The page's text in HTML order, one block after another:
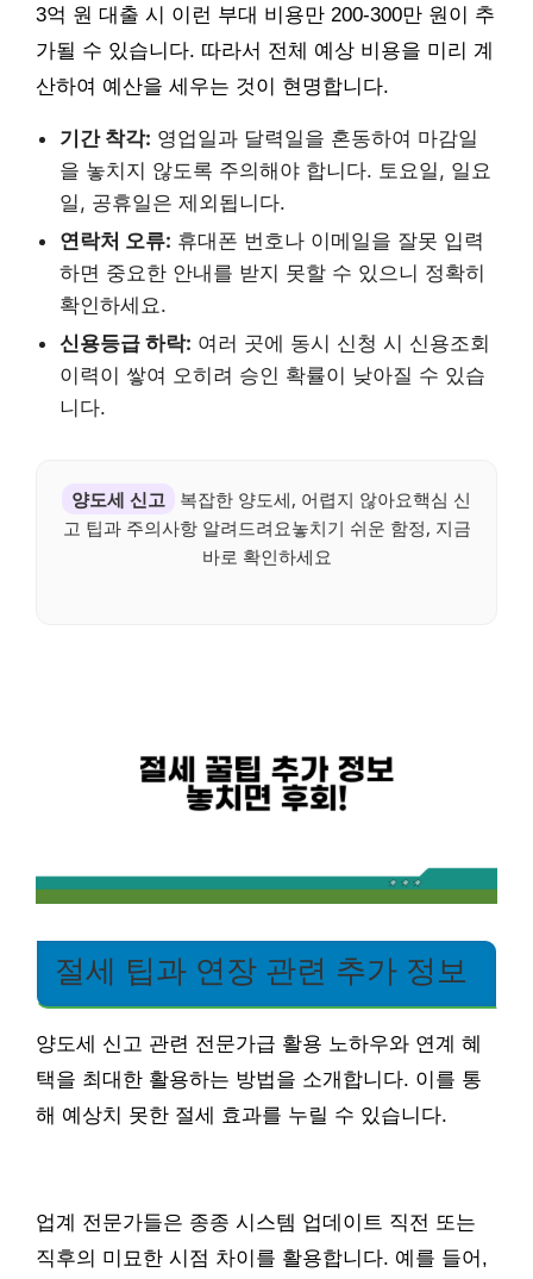
3억 원 대출 시 이런 부대 비용만 200-300만 원이 추
가될 수 있습니다. 따라서 전체 예상 비용을 미리 계
산하여 예산을 세우는 것이 현명합니다.
기간 착각: 영업일과 달력일을 혼동하여 마감일
을 놓치지 않도록 주의해야 합니다. 토요일, 일요
일, 공휴일은 제외됩니다.
연락처 오류: 휴대폰 번호나 이메일을 잘못 입력
하면 중요한 안내를 받지 못할 수 있으니 정확히
확인하세요.
신용등급 하락: 여러 곳에 동시 신청 시 신용조회
이력이 쌓여 오히려 승인 확률이 낮아질 수 있습
니다.
양도세 신고
복잡한 양도세, 어렵지 않아요핵심 신
고 팁과 주의사항 알려드려요놓치기 쉬운 함정, 지금
바로 확인하세요
절세 팁과 연장 관련 추가 정보
양도세 신고 관련 전문가급 활용 노하우와 연계 혜
택을 최대한 활용하는 방법을 소개합니다. 이를 통
해 예상치 못한 절세 효과를 누릴 수 있습니다.
업계 전문가들은 종종 시스템 업데이트 직전 또는
직후의 미묘한 시점 차이를 활용합니다. 예를 들어,